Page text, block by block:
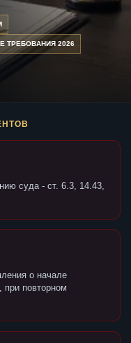
ТРЕБОВАНИЯ 2026
суда - ст. 6.3, 14.43,
о начале
повторном